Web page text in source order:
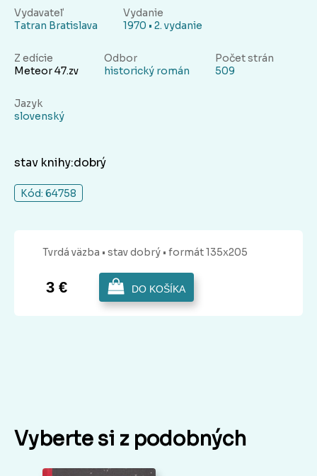
Vydavateľ
Tatran Bratislava
Vydanie
1970 • 2. vydanie
Z edície
Meteor 47.zv
Odbor
historický román
Počet strán
509
Jazyk
slovenský
stav knihy:dobrý
Kód: 64758
Tvrdá väzba • stav dobrý • formát 135x205
3 € DO KOŠÍKA
Vyberte si z podobných